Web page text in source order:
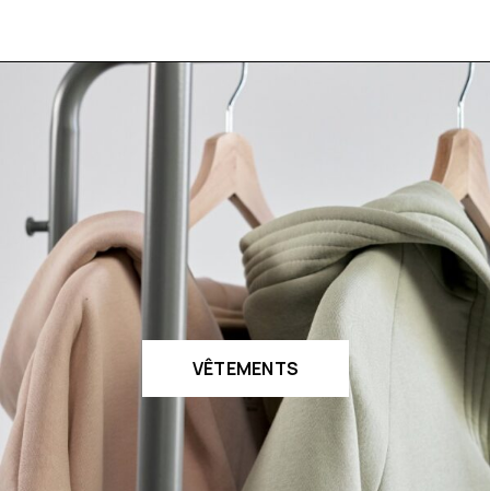
VÊTEMENTS